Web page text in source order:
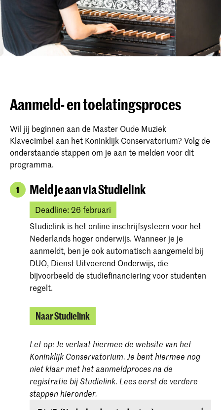
Aanmeld- en toelatingsproces
Wil jij beginnen aan de Master Oude Muziek
Klavecimbel aan het Koninklijk Conservatorium? Volg de
onderstaande stappen om je aan te melden voor dit
programma.
1 Meld je aan via Studielink
Deadline: 26 februari
Studielink is het online inschrijfsysteem voor het
Nederlands hoger onderwijs. Wanneer je je
aanmeldt, ben je ook automatisch aangemeld bij
DUO, Dienst Uitvoerend Onderwijs, die
bijvoorbeeld de studiefinanciering voor studenten
regelt.
Naar Studielink
Let op: Je verlaat hiermee de website van het
Koninklijk Conservatorium. Je bent hiermee nog
niet klaar met het aanmeldproces na de
registratie bij Studielink. Lees eerst de verdere
stappen hieronder.